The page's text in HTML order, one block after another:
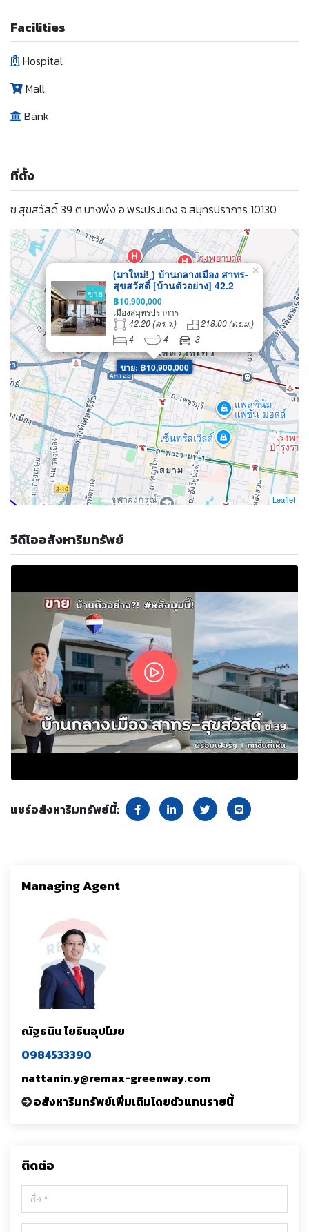
Facilities
Hospital
Mall
Bank
ที่ตั้ง
ซ.สุขสวัสดิ์ 39 ต.บางพึ่ง อ.พระประแดง จ.สมุทรปราการ 10130
ขาย: ฿10,900,000
ขาย
(มาใหม่! ) บ้านกลางเมือง สาทร-
สุขสวัสดิ์ [บ้านตัวอย่าง] 42.2
ตร.วา 218 ตร.ม. 4 ห้องนอน 4
ห้องน้ำ + 1 ห้องทำงาน 3-4 ที่จอด
รถ
฿10,900,000
เมืองสมุทรปราการ
42.20 (ตร.ว.)
218.00 (ตร.ม.)
4
4 3
×
Leaflet
วีดีโออสังหาริมทรัพย์
แชร์อสังหาริมทรัพย์นี้:
Managing Agent
ณัฐธนิน โยธินอุปไมย
0984533390
nattanin.y@remax-greenway.com
อสังหาริมทรัพย์เพิ่มเติมโดยตัวแทนรายนี้
ติดต่อ